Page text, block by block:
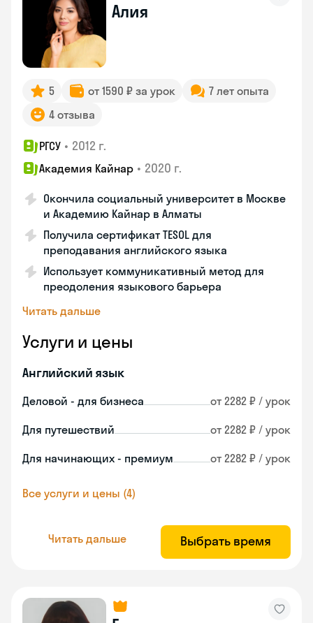
Алия
5 от 1590 ₽ за урок
7 лет опыта
4 отзыва
РГСУ • 2012 г.
Академия Кайнар • 2020 г.
Окончила социальный университет в Москве
и Академию Кайнар в Алматы
Получила сертификат TESOL для
преподавания английского языка
Использует коммуникативный метод для
преодоления языкового барьера
Читать дальше
Услуги и цены
Английский язык
Деловой - для бизнеса от 2282 ₽ / урок
Для путешествий от 2282 ₽ / урок
Для начинающих - премиум от 2282 ₽ / урок
Все услуги и цены (4)
Читать дальше Выбрать время